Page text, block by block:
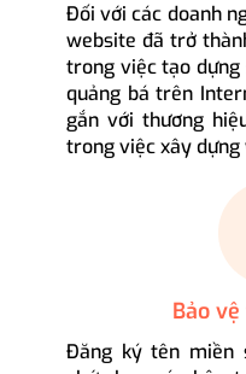
Đối với các doanh
website đã trở
trong việc tạo dựng
quảng bá trên
gắn với thương
trong việc xây dựng
Bảo
Đăng ký tên miền